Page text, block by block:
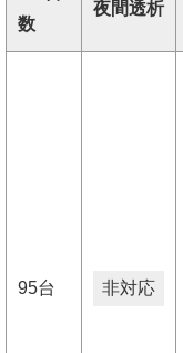
数
夜間透析
95台 非対応